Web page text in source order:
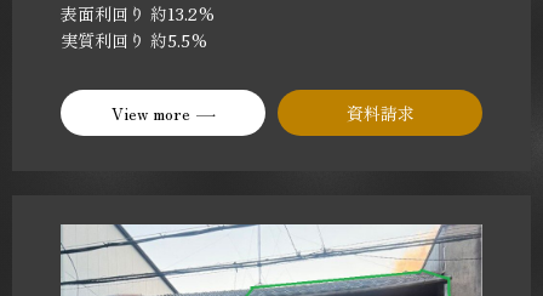
表面利回り 約13.2%
実質利回り 約5.5%
View more 資料請求